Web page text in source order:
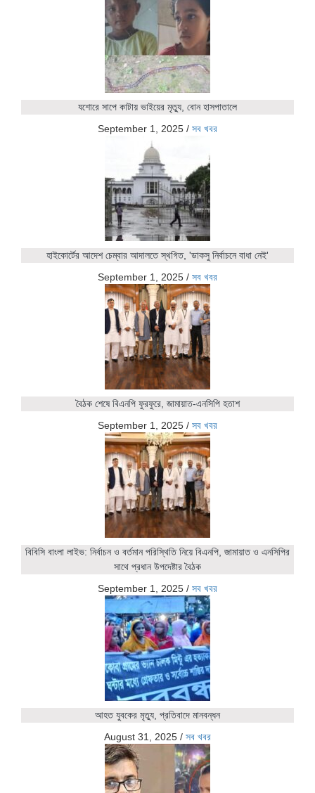
যশোরে সাপে কাটায় ভাইয়ের মৃত্যু, বোন হাসপাতালে
September 1, 2025 / সব খবর
হাইকোর্টের আদেশ চেম্বার আদালতে স্থগিত, 'ডাকসু নির্বাচনে বাধা নেই'
September 1, 2025 / সব খবর
বৈঠক শেষে বিএনপি ফুরফুরে, জামায়াত-এনসিপি হতাশ
September 1, 2025 / সব খবর
বিবিসি বাংলা লাইভ: নির্বাচন ও বর্তমান পরিস্থিতি নিয়ে বিএনপি, জামায়াত ও এনসিপির
সাথে প্রধান উপদেষ্টার বৈঠক
September 1, 2025 / সব খবর
আহত যুবকের মৃত্যু, প্রতিবাদে মানবন্ধন
August 31, 2025 / সব খবর